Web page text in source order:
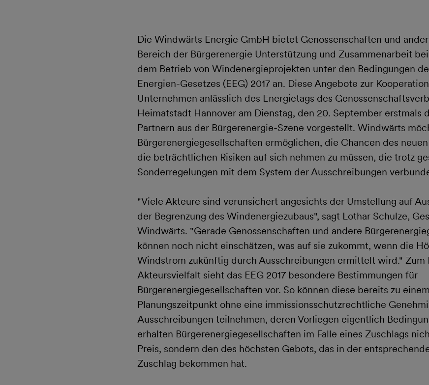
Die Windwärts Energie GmbH bietet Genossenschaften und
Bereich der Bürgerenergie Unterstützung und Zusammenarbeit
dem Betrieb von Windenergieprojekten unter den Bedingungen
Energien-Gesetzes (EEG) 2017 an. Diese Angebote zur
Unternehmen anlässlich des Energietags des
Heimatstadt Hannover am Dienstag, den 20. September erstmals
Partnern aus der Bürgerenergie-Szene vorgestellt. Windwärts
Bürgerenergiegesellschaften ermöglichen, die Chancen des
die beträchtlichen Risiken auf sich nehmen zu müssen, die trotz
Sonderregelungen mit dem System der Ausschreibungen
"Viele Akteure sind verunsichert angesichts der Umstellung auf
der Begrenzung des Windenergiezubaus", sagt Lothar Schulze,
Windwärts. "Gerade Genossenschaften und andere
können noch nicht einschätzen, was auf sie zukommt, wenn die
Windstrom zukünftig durch Ausschreibungen ermittelt wird." Zum
Akteursvielfalt sieht das EEG 2017 besondere Bestimmungen für
Bürgerenergiegesellschaften vor. So können diese bereits zu
Planungszeitpunkt ohne eine immissionsschutzrechtliche
Ausschreibungen teilnehmen, deren Vorliegen eigentlich
erhalten Bürgerenergiegesellschaften im Falle eines Zuschlags
Preis, sondern den des höchsten Gebots, das in der
Zuschlag bekommen hat.